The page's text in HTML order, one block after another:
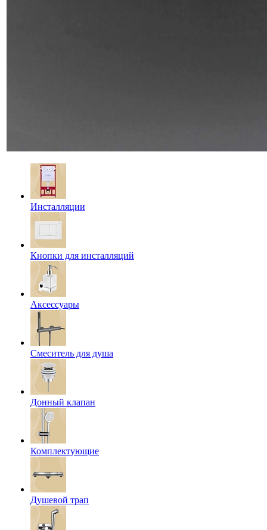
Инсталляции
Кнопки для инсталляций
Аксессуары
Смеситель для душа
Донный клапан
Комплектующие
Душевой трап